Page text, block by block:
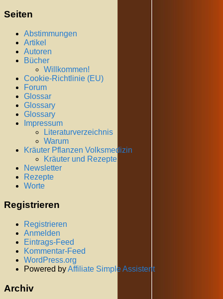
Seiten
Abstimmungen
Artikel
Autoren
Bücher
Willkommen!
Cookie-Richtlinie (EU)
Forum
Glossar
Glossary
Glossary
Impressum
Literaturverzeichnis
Warum
Kräuter Pflanzen Volksmedizin
Kräuter und Rezepte
Newsletter
Rezepte
Worte
Registrieren
Registrieren
Anmelden
Eintrags-Feed
Kommentar-Feed
WordPress.org
Powered byAffiliate Simple Assistent
Archiv